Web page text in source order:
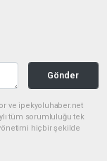
Gönder
ve ipekyoluhaber.net
tüm sorumluluğu tek
hiçbir şekilde